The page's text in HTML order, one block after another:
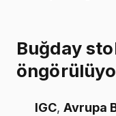
Buğday
IGC, Avrupa